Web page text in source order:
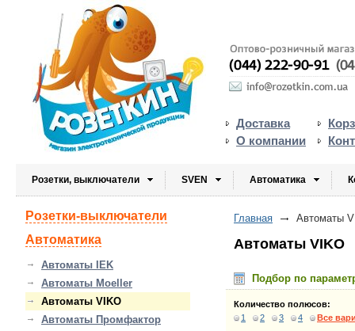
Доставка
О компании
Розетки, выключатели SVEN Автоматика
Главная Автоматы
Автоматы VIKO
Подбор по
Количество полюсов:
1
2 3 4 Все
Розетки-выключатели
Автоматика
Автоматы IEK
Автоматы Moeller
Автоматы VIKO
Автоматы Промфактор